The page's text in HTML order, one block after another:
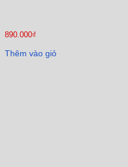
890.000₫
Thêm vào giỏ